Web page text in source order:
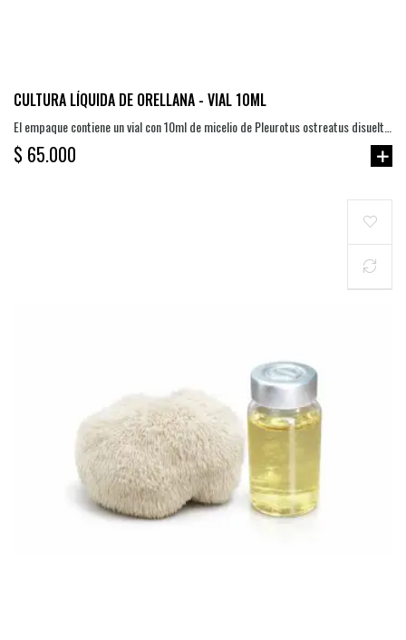
CULTURA LÍQUIDA DE ORELLANA - VIAL 10ML
El empaque contiene un vial con 10ml de micelio de Pleurotus ostreatus disuelto
en agua estéril y en combinación de azúcares y colorante.
$ 65.000